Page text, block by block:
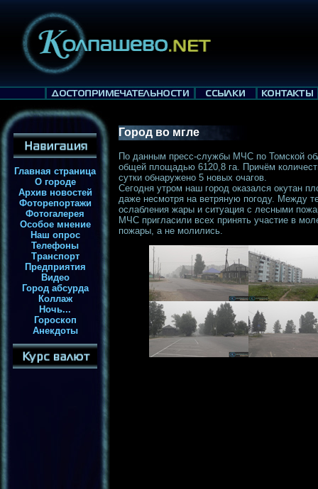
Главная страница
О городе
Архив новостей
Фоторепортажи
Фотогалерея
Особое мнение
Наш опрос
Телефоны
Транспорт
Предприятия
Видео
Город абсурда
Коллаж
Ночь...
Гороскоп
Анекдоты
Город во мгле
По данным пресс-службы МЧС по Томской
общей площадью 6120,8 га. Причём
сутки обнаружено 5 новых очагов.
Сегодня утром наш город оказался окутан
даже несмотря на ветряную погоду. Между
ослабления жары и ситуация с лесными
МЧС пригласили всех принять участие в
пожары, а не молились.